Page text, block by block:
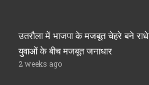
उतरौला में भाजपा के मजबूत चेहरे बने
युवाओं के बीच मजबूत जनाधार
2 weeks ago